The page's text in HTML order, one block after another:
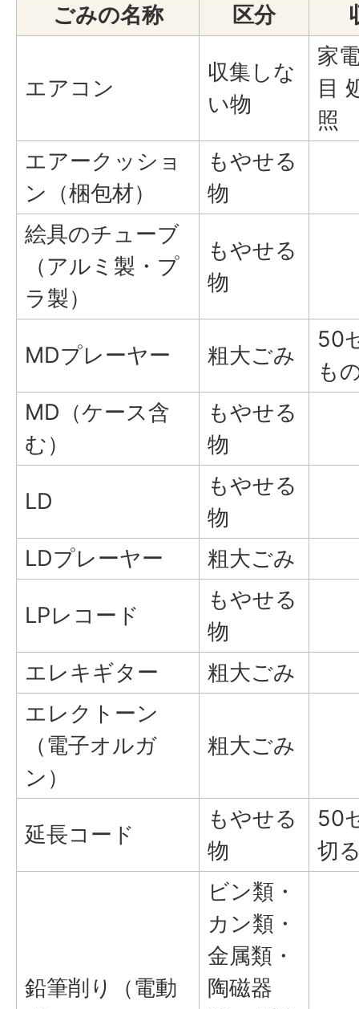
ごみの名称
区分
エアコン
収集しな
い物
家
目
照
エアークッショ
ン（梱包材）
もやせる
物
絵具のチューブ
（アルミ製・プ
ラ製）
もやせる
物
MDプレーヤー 粗大ごみ
50
も
MD（ケース含
む）
もやせる
物
LD
もやせる
物
LDプレーヤー
粗大ごみ
LPレコード
もやせる
物
エレキギター
粗大ごみ
エレクトーン
（電子オルガ
ン）
粗大ごみ
延長コード
もやせる
物
50
切
鉛筆削り（電動
ビン類・
カン類・
金属類・
陶磁器